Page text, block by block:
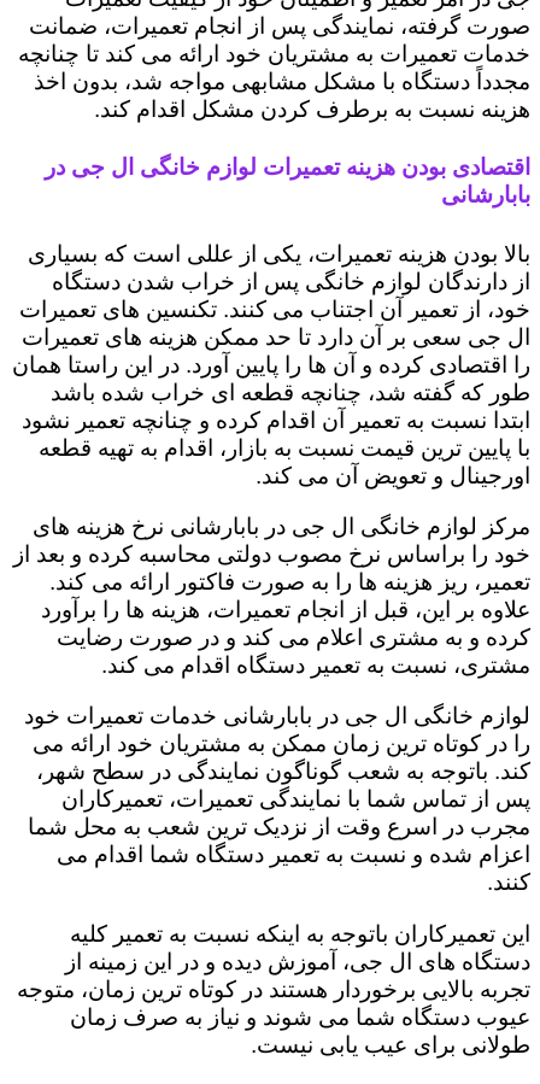
صورت گرفته، نمایندگی پس از انجام تعمیرات، ضمانت
خدمات تعمیرات به مشتریان خود ارائه می کند تا چنانچه
مجدداً دستگاه با مشکل مشابهی مواجه شد، بدون اخذ
هزینه نسبت به برطرف کردن مشکل اقدام کند.
اقتصادی بودن هزینه تعمیرات لوازم خانگی ال جی در
بابارشانی
بالا بودن هزینه تعمیرات، یکی از عللی است که بسیاری
از دارندگان لوازم خانگی پس از خراب شدن دستگاه
خود، از تعمیر آن اجتناب می کنند. تکنسین های تعمیرات
ال جی سعی بر آن دارد تا حد ممکن هزینه های تعمیرات
را اقتصادی کرده و آن ها را پایین آورد. در این راستا همان
طور که گفته شد، چنانچه قطعه ای خراب شده باشد
ابتدا نسبت به تعمیر آن اقدام کرده و چنانچه تعمیر نشود
با پایین ترین قیمت نسبت به بازار، اقدام به تهیه قطعه
اورجینال و تعویض آن می کند.
مرکز لوازم خانگی ال جی در بابارشانی نرخ هزینه های
خود را براساس نرخ مصوب دولتی محاسبه کرده و بعد از
تعمیر، ریز هزینه ها را به صورت فاکتور ارائه می کند.
علاوه بر این، قبل از انجام تعمیرات، هزینه ها را برآورد
کرده و به مشتری اعلام می کند و در صورت رضایت
مشتری، نسبت به تعمیر دستگاه اقدام می کند.
لوازم خانگی ال جی در بابارشانی خدمات تعمیرات خود
را در کوتاه ترین زمان ممکن به مشتریان خود ارائه می
کند. باتوجه به شعب گوناگون نمایندگی در سطح شهر،
پس از تماس شما با نمایندگی تعمیرات، تعمیرکاران
مجرب در اسرع وقت از نزدیک ترین شعب به محل شما
اعزام شده و نسبت به تعمیر دستگاه شما اقدام می
کنند.
این تعمیرکاران باتوجه به اینکه نسبت به تعمیر کلیه
دستگاه های ال جی، آموزش دیده و در این زمینه از
تجربه بالایی برخوردار هستند در کوتاه ترین زمان، متوجه
عیوب دستگاه شما می شوند و نیاز به صرف زمان
طولانی برای عیب یابی نیست.